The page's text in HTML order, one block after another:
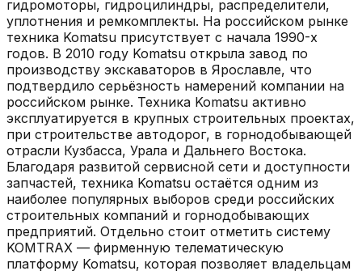
гидромоторы, гидроцилиндры, распределители,
уплотнения и ремкомплекты. На российском рынке
техника Komatsu присутствует с начала 1990-х
годов. В 2010 году Komatsu открыла завод по
производству экскаваторов в Ярославле, что
подтвердило серьёзность намерений компании на
российском рынке. Техника Komatsu активно
эксплуатируется в крупных строительных проектах,
при строительстве автодорог, в горнодобывающей
отрасли Кузбасса, Урала и Дальнего Востока.
Благодаря развитой сервисной сети и доступности
запчастей, техника Komatsu остаётся одним из
наиболее популярных выборов среди российских
строительных компаний и горнодобывающих
предприятий. Отдельно стоит отметить систему
KOMTRAX — фирменную телематическую
платформу Komatsu, которая позволяет владельцам